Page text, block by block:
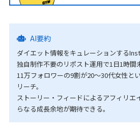
AI要約
ダイエット情報をキュレーションする
独自制作不要のリポスト運用で1日1時間
11万フォロワーの9割が20〜30代女性と
リーチ。
ストーリー・フィードによるアフィリエ
らなる成長余地が期待できる。